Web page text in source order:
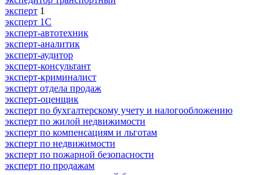
эксперт 1
эксперт 1С
эксперт-автотехник
эксперт-аналитик
эксперт-аудитор
эксперт-консультант
эксперт-криминалист
эксперт отдела продаж
эксперт-оценщик
эксперт по бухгалтерскому учету и налогообложению
эксперт по жилой недвижимости
эксперт по компенсациям и льготам
эксперт по недвижимости
эксперт по пожарной безопасности
эксперт по продажам